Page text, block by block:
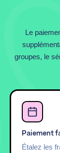
Le
groupes, le
Paiement
Étalez les